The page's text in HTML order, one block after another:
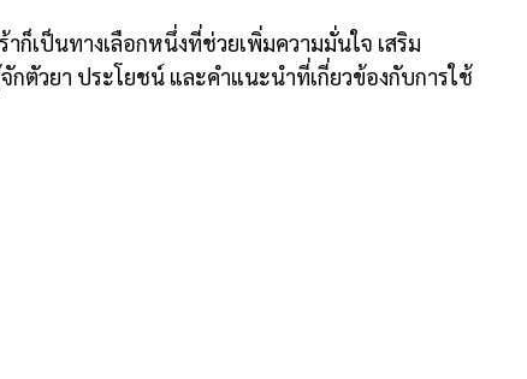
เป็นทางเลือกหนึ่งที่ช่วยเพิ่มความมั่นใจ เสริม
ตัวยา ประโยชน์ และคำแนะนำที่เกี่ยวข้องกับการใช้